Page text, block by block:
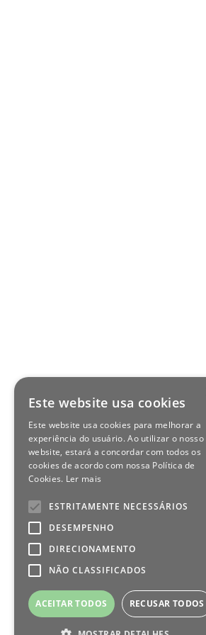
Este website usa cookies
Este website usa cookies para melhorar a
experiência do usuário. Ao utilizar o nosso
website, estará a concordar com todos os
cookies de acordo com nossa Política de
Cookies. Ler mais
ESTRITAMENTE NECESSÁRIOS
DESEMPENHO
DIRECIONAMENTO
NÃO CLASSIFICADOS
ACEITAR TODOS RECUSAR TODOS